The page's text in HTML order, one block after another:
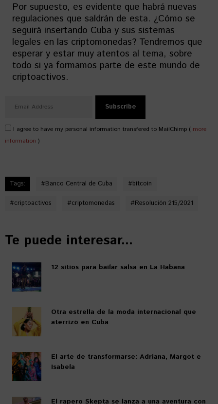
Por supuesto, es evidente que habrá nuevas
regulaciones que saldrán de esta. ¿Cómo se
seguirá insertando Cuba y sus sistemas
legales en las criptomonedas? Tendremos que
esperar y estar muy atentos al tema, sobre
todo si ya formamos parte de este mundo de
criptoactivos.
I agree to have my personal information transfered to MailChimp ( more
information )
Tags: #Banco Central de Cuba #bitcoin
#criptoactivos #criptomonedas #Resolución 215/2021
Te puede interesar...
12 sitios para bailar salsa en La Habana
Otra estrella de la moda internacional que
aterrizó en Cuba
El arte de transformarse: Adriana, Margot e
Isabela
El rapero Skepta se lanza a una aventura con